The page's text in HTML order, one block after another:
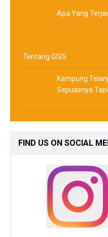
Apa Yang
Tentang GISS
Kampung
Sepuasnya
FIND US ON SOCIAL